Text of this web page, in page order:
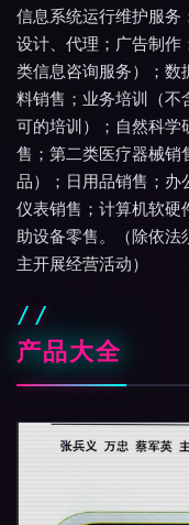
信息系统运行维护服务
设计、代理；广告制作
类信息咨询服务）；数
料销售；业务培训（不
可的培训）；自然科学
售；第二类医疗器械销
品）；日用品销售；办
仪表销售；计算机软硬
助设备零售。（除依法
主开展经营活动）
产品大全